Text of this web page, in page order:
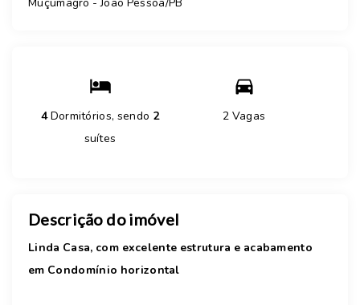
4Dormitórios, sendo 2
suítes
2 Vagas
Descrição do imóvel
Linda Casa, com excelente estrutura e acabamento
em Condomínio horizontal